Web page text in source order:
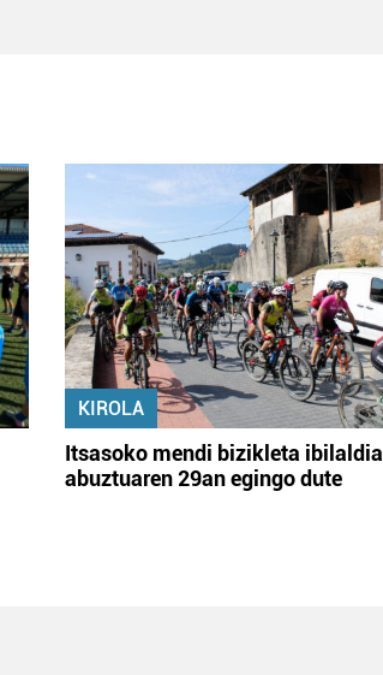
KIROLA
Itsasoko mendi bizikleta ibilaldia
abuztuaren 29an egingo dute